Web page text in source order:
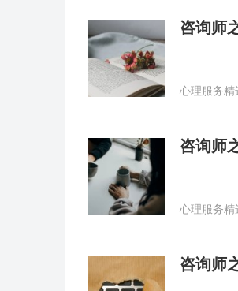
咨询师
心理服务精
咨询师
心理服务精
咨询师